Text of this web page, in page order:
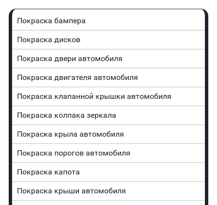
Покраска бампера
Покраска дисков
Покраска двери автомобиля
Покраска двигателя автомобиля
Покраска клапанной крышки автомобиля
Покраска колпака зеркала
Покраска крыла автомобиля
Покраска порогов автомобиля
Покраска капота
Покраска крыши автомобиля